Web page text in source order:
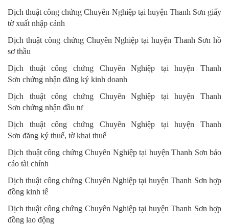
Dịch thuật công chứng Chuyên Nghiệp tại huyện Thanh Sơn giấy
tờ xuất nhập cảnh
Dịch thuật công chứng Chuyên Nghiệptại huyện Thanh Sơnhồ
sơ thầu
Dịch thuật công chứng Chuyên Nghiệp tại huyện Thanh
Sơn chứng nhận đăng ký kinh doanh
Dịch thuật công chứng Chuyên Nghiệp tại huyện Thanh
Sơn chứng nhận đầu tư
Dịch thuật công chứng Chuyên Nghiệp tại huyện Thanh
Sơn đăng ký thuế, tờ khai thuế
Dịch thuật công chứng Chuyên Nghiệp tại huyện Thanh Sơn báo
cáo tài chính
Dịch thuật công chứng Chuyên Nghiệptại huyện Thanh Sơnhợp
đồng kinh tế
Dịch thuật công chứng Chuyên Nghiệptại huyện Thanh Sơnhợp
đồng lao động